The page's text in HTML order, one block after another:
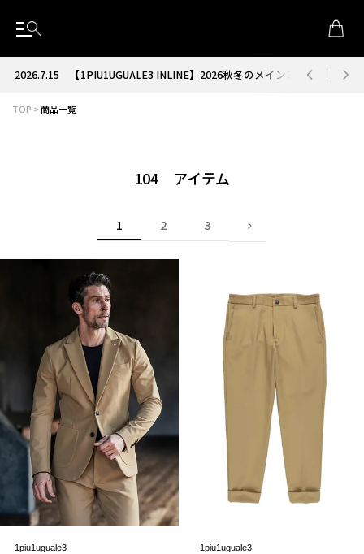
2026.7.15【1PIU1UGUALE3 INLINE】2026秋冬のメインコレクションが
TOP 商品一覧
104
1 2 3
1piu1uguale3 1piu1uguale3